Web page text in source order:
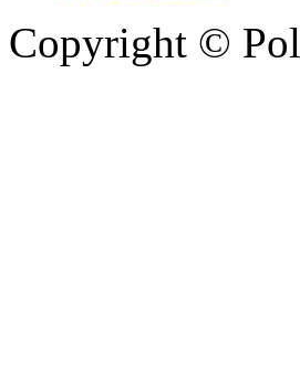
Copyright ©